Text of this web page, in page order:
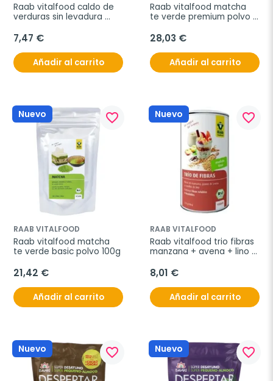
Raab vitalfood caldo de
verduras sin levadura
7,47 €
Añadir al carrito
Raab vitalfood matcha
te verde premium polvo
28,03 €
Añadir al carrito
Nuevo favorite_border
RAAB VITALFOOD
Raab vitalfood matcha
te verde basic polvo 100g
21,42 €
Añadir al carrito
Nuevo favorite_border
RAAB VITALFOOD
Raab vitalfood trio fibras
manzana + avena + lino
8,01 €
Añadir al carrito
Nuevo favorite_border Nuevo favorite_border